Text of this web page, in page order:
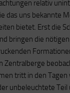
relativ
das uns bekannte
bietet. Erst die
bringen die
Zentralberge
tritt in den Tagen
unbeleuchtete